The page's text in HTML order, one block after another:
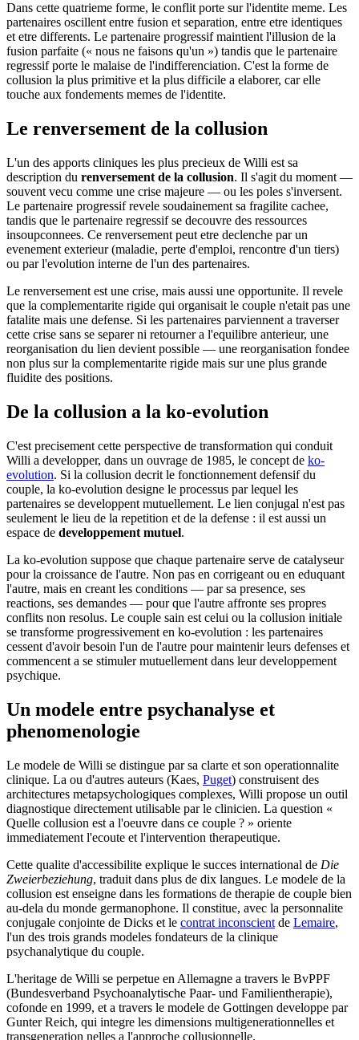
Dans cette quatrieme forme, le conflit porte sur l'identite meme. Les
partenaires oscillent entre fusion et separation, entre etre identiques
et etre differents. Le partenaire progressif maintient l'illusion de la
fusion parfaite (« nous ne faisons qu'un ») tandis que le partenaire
regressif porte le malaise de l'indifferenciation. C'est la forme de
collusion la plus primitive et la plus difficile a elaborer, car elle
touche aux fondements memes de l'identite.
Le renversement de la collusion
L'un des apports cliniques les plus precieux de Willi est sa
description du renversement de la collusion. Il s'agit du moment —
souvent vecu comme une crise majeure — ou les poles s'inversent.
Le partenaire progressif revele soudainement sa fragilite cachee,
tandis que le partenaire regressif se decouvre des ressources
insoupconnees. Ce renversement peut etre declenche par un
evenement exterieur (maladie, perte d'emploi, rencontre d'un tiers)
ou par l'evolution interne de l'un des partenaires.
Le renversement est une crise, mais aussi une opportunite. Il revele
que la complementarite rigide qui organisait le couple n'etait pas une
fatalite mais une defense. Si les partenaires parviennent a traverser
cette crise sans se separer ni retourner a l'equilibre anterieur, une
reorganisation du lien devient possible — une reorganisation fondee
non plus sur la complementarite rigide mais sur une plus grande
fluidite des positions.
De la collusion a la ko-evolution
C'est precisement cette perspective de transformation qui conduit
Willi a developper, dans un ouvrage de 1985, le concept de ko-
evolution. Si la collusion decrit le fonctionnement defensif du
couple, la ko-evolution designe le processus par lequel les
partenaires se developpent mutuellement. Le lien conjugal n'est pas
seulement le lieu de la repetition et de la defense : il est aussi un
espace de developpement mutuel.
La ko-evolution suppose que chaque partenaire serve de catalyseur
pour la croissance de l'autre. Non pas en corrigeant ou en eduquant
l'autre, mais en creant les conditions — par sa presence, ses
reactions, ses demandes — pour que l'autre affronte ses propres
conflits non resolus. Le couple sain est celui ou la collusion initiale
se transforme progressivement en ko-evolution : les partenaires
cessent d'avoir besoin l'un de l'autre pour maintenir leurs defenses et
commencent a se stimuler mutuellement dans leur developpement
psychique.
Un modele entre psychanalyse et
phenomenologie
Le modele de Willi se distingue par sa clarte et son operationnalite
clinique. La ou d'autres auteurs (Kaes, Puget) construisent des
architectures metapsychologiques complexes, Willi propose un outil
diagnostique directement utilisable par le clinicien. La question «
Quelle collusion est a l'oeuvre dans ce couple ? » oriente
immediatement l'ecoute et l'intervention therapeutique.
Cette qualite d'accessibilite explique le succes international de Die
Zweierbeziehung, traduit dans plus de dix langues. Le modele de la
collusion est enseigne dans les formations de therapie de couple bien
au-dela du monde germanophone. Il constitue, avec la personnalite
conjugale conjointe de Dicks et le contrat inconscient de Lemaire,
l'un des trois grands modeles fondateurs de la clinique
psychanalytique du couple.
L'heritage de Willi se perpetue en Allemagne a travers le BvPPF
(Bundesverband Psychoanalytische Paar- und Familientherapie),
cofonde en 1999, et a travers le modele de Gottingen developpe par
Gunter Reich, qui integre les dimensions multigenerationnelles et
transgeneration nelles a l'approche collusionnelle.